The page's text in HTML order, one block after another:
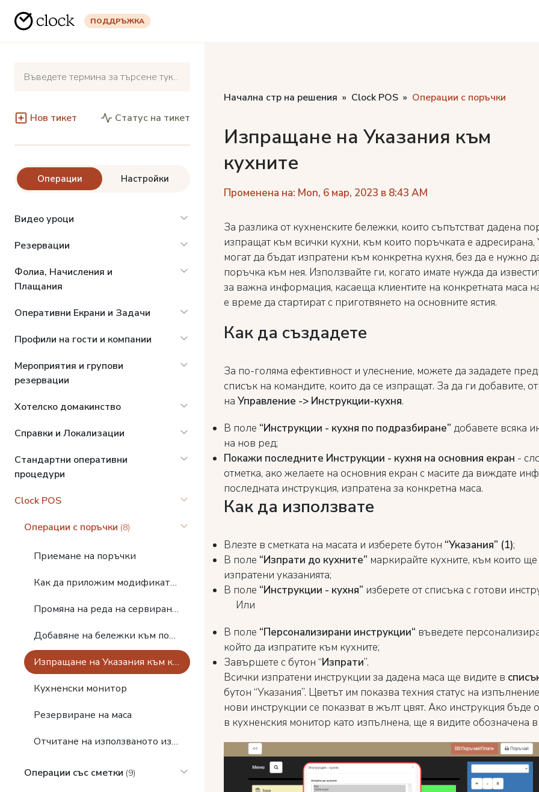
ПОДДРЪЖКА
Нов тикет Статус на тикет
Операции Настройки
Видео уроци
Резервации
Фолиа, Начисления и
Плащания
Оперативни Екрани и Задачи
Профили на гости и компании
Мероприятия и групови
резервации
Хотелско домакинство
Справки и Локализации
Стандартни оперативни
процедури
Clock POS
Операции с поръчки (8)
Приемане на поръчки
Как да приложим модификатор
Промяна на реда на сервиране в поръчката
Добавяне на бележки към поръчката
Изпращане на Указания към кухните
Кухненски монитор
Резервиране на маса
Отчитане на използваното изхранване
Операции със сметки (9)
Начална стр на решения Clock POS Операции с поръчки
Изпращане на Указания към
кухните
Променена на: Mon, 6 мар, 2023 в 8:43 AM
За разлика от кухненските бележки, които съпътстват дадена
изпращат към всички кухни, към които поръчката е адресирана,
могат да бъдат изпратени към конкретна кухня, без да е нужно
поръчка към нея. Използвайте ги, когато имате нужда да
за важна информация, касаеща клиентите на конкретната маса
е време да стартират с приготвянето на основните ястия.
Как да създадете
За по-голяма ефективност и улеснение, можете да зададете
списък на командите, които да се изпращат. За да ги добавите,
на Управление -> Инструкции-кухня.
В поле “Инструкции - кухня по подразбиране” добавете всяка
на нов ред;
Покажи последните Инструкции - кухня на основния екран -
отметка, ако желаете на основния екран с масите да виждате
последната инструкция, изпратена за конкретна маса.
Как да използвате
Влезте в сметката на масата и изберете бутон “Указания” (1);
В поле “Изпрати до кухните” маркирайте кухните, към които
изпратени указанията;
В поле “Инструкции - кухня” изберете от списъка с готови
Или
В поле “Персонализирани инструкции“ въведете
който да изпратите към кухните;
Завършете с бутон “Изпрати”.
Всички изпратени инструкции за дадена маса ще видите в
бутон “Указания”. Цветът им показва техния статус на
нови инструкции се показват в жълт цвят. Ако инструкция бъде
в кухненския монитор като изпълнена, ще я видите обозначена в